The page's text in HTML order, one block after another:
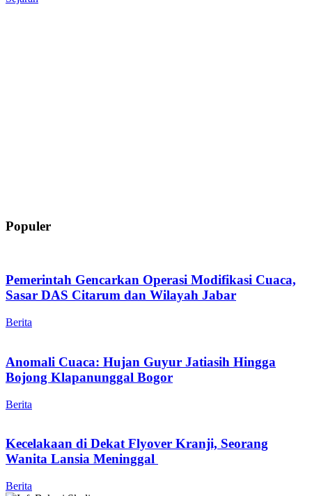
Populer
Pemerintah Gencarkan Operasi Modifikasi Cuaca,
Sasar DAS Citarum dan Wilayah Jabar
Berita
Anomali Cuaca: Hujan Guyur Jatiasih Hingga
Bojong Klapanunggal Bogor
Berita
Kecelakaan di Dekat Flyover Kranji, Seorang
Wanita Lansia Meninggal
Berita